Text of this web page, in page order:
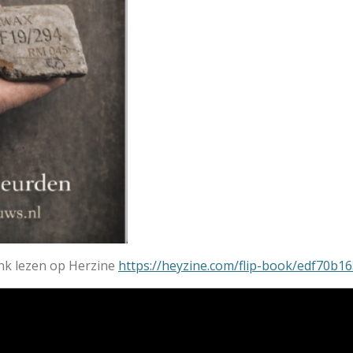
lezen op Herzine https://heyzine.com/flip-book/